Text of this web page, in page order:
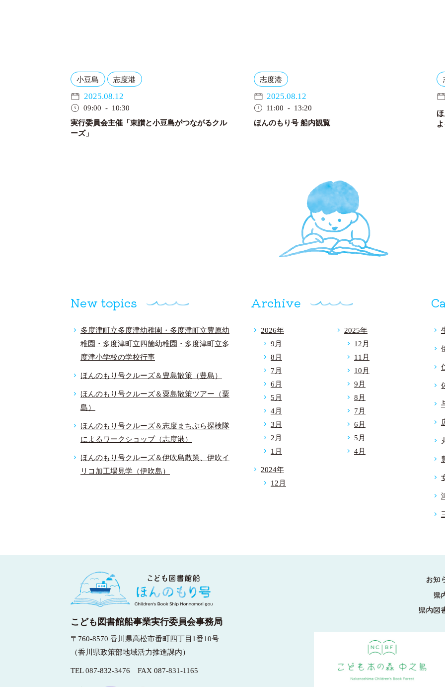
実行委員会主催「東讃と小豆島がつながるクル
ーズ」
小豆島 志度港
2025.08.12
09:00 - 10:30
ほんのもり号 船内観覧
志度港
2025.08.12
11:00 - 13:20
New topics
多度津町立多度津幼稚園・多度津町立豊原幼
稚園・多度津町立四箇幼稚園・多度津町立多
度津小学校の学校行事
ほんのもり号クルーズ＆豊島散策（豊島）
ほんのもり号クルーズ＆粟島散策ツアー（粟
島）
ほんのもり号クルーズ＆志度まちぶら探検隊
によるワークショップ（志度港）
ほんのもり号クルーズ＆伊吹島散策、伊吹イ
リコ加工場見学（伊吹島）
Archive
2026年
9月
8月
7月
6月
5月
4月
3月
2月
1月
2025年
12月
11月
10月
9月
8月
7月
6月
5月
4月
2024年
12月
こども図書館船事業実行委員会事務局
〒760-8570 香川県高松市番町四丁目1番10号
（香川県政策部地域活力推進課内）
TEL087-832-3476 FAX 087-831-1165
お知
県
県内図